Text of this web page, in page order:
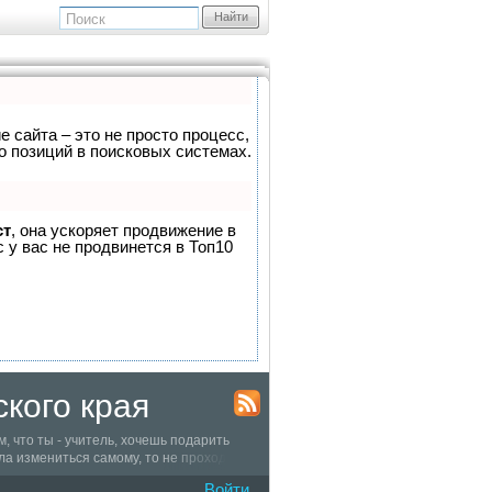
Найти
сайта – это не просто процесс,
в поисковых системах.
, она ускоряет продвижение в
вас не продвинется в Топ10
края
ты - учитель, хочешь подарить
измениться самому, то не проходи